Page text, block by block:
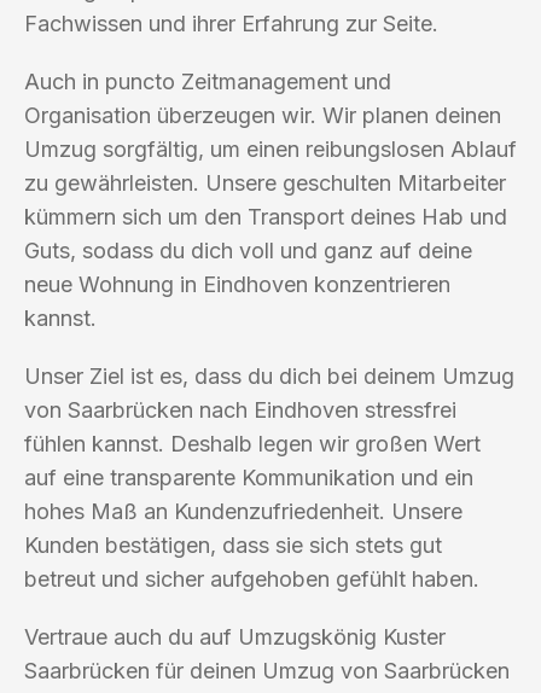
Fachwissen und ihrer Erfahrung zur Seite.
Auch in puncto Zeitmanagement und
Organisation überzeugen wir. Wir planen deinen
Umzug sorgfältig, um einen reibungslosen Ablauf
zu gewährleisten. Unsere geschulten Mitarbeiter
kümmern sich um den Transport deines Hab und
Guts, sodass du dich voll und ganz auf deine
neue Wohnung in Eindhoven konzentrieren
kannst.
Unser Ziel ist es, dass du dich bei deinem Umzug
von Saarbrücken nach Eindhoven stressfrei
fühlen kannst. Deshalb legen wir großen Wert
auf eine transparente Kommunikation und ein
hohes Maß an Kundenzufriedenheit. Unsere
Kunden bestätigen, dass sie sich stets gut
betreut und sicher aufgehoben gefühlt haben.
Vertraue auch du auf Umzugskönig Kuster
Saarbrücken für deinen Umzug von Saarbrücken